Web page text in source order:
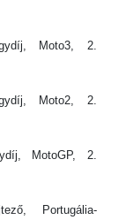
Moto3, 2.
Moto2, 2.
MotoGP, 2.
Portugália-